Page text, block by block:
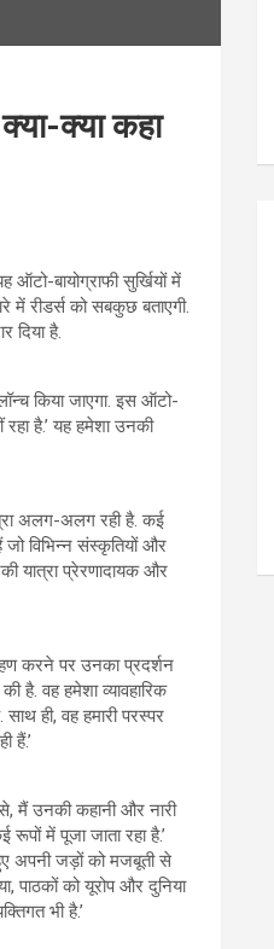
क्‍या कहा
ऑटो-बायोग्राफी सुर्खियों में
में रीडर्स को सबकुछ बताएगी.
दिया है.
किया जाएगा. इस ऑटो-
रहा है.’ यह हमेशा उनकी
अलग-अलग रही है. कई
जो विभिन्न संस्कृतियों और
यात्रा प्रेरणादायक और
करने पर उनका प्रदर्शन
है. वह हमेशा व्यावहारिक
ही, वह हमारी परस्पर
हैं.’
मैं उनकी कहानी और नारी
में पूजा जाता रहा है.’
अपनी जड़ों को मजबूती से
पाठकों को यूरोप और दुनिया
भी है.’